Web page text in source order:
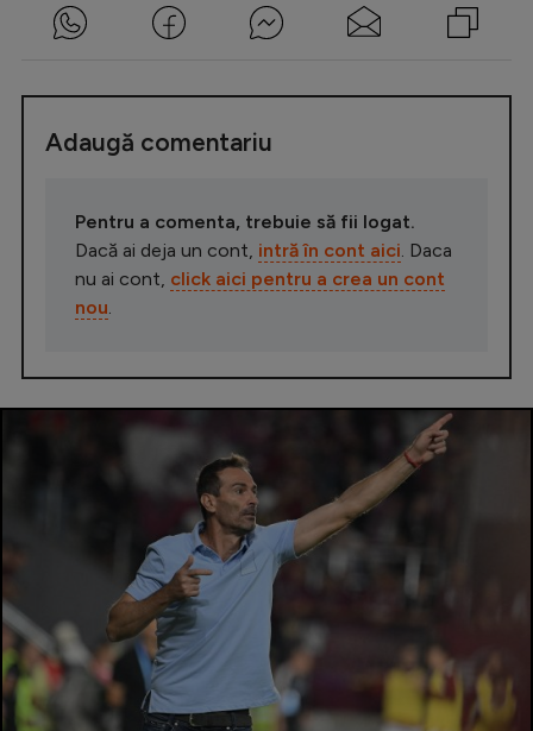
Adaugă comentariu
Pentru a comenta, trebuie să fii logat.
Dacă ai deja un cont, intră în cont aici . Daca
nu ai cont, click aici pentru a crea un cont
nou